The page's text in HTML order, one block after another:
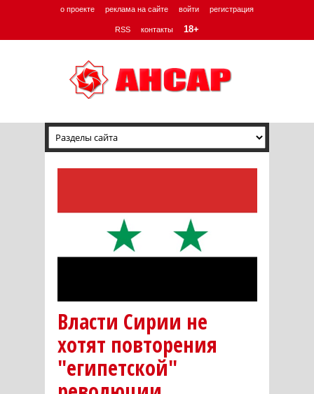
о проекте реклама на сайте войти регистрация
RSS контакты 18+
Власти Сирии не
хотят повторения
"египетской"